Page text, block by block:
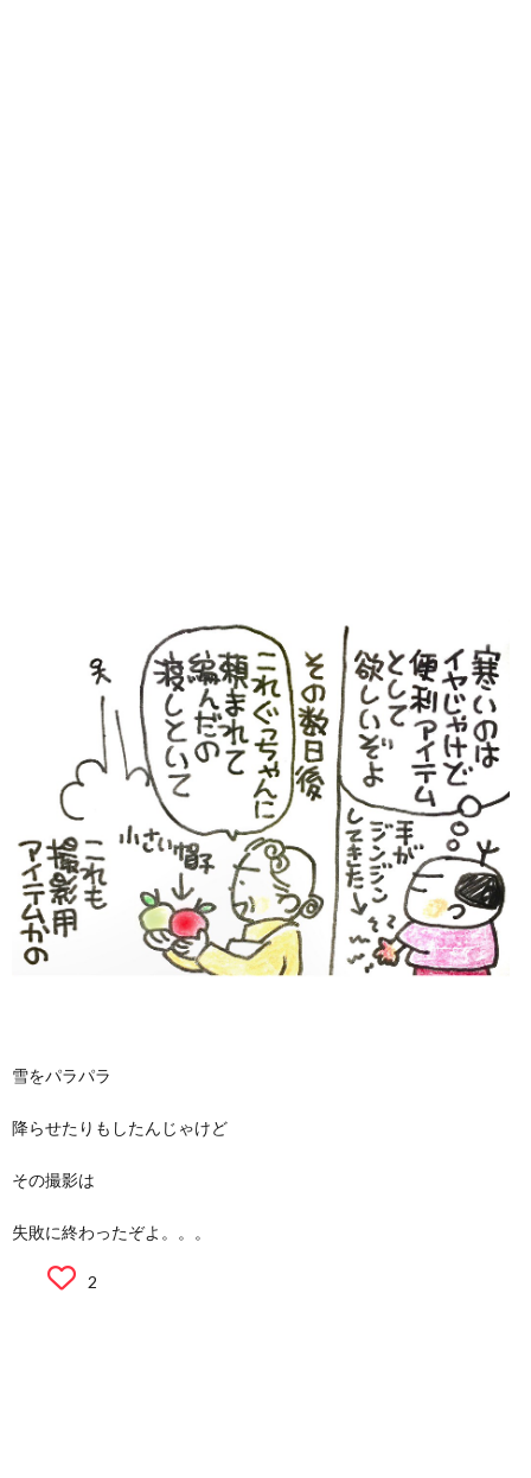
雪をパラパラ
降らせたりもしたんじゃけど
その撮影は
失敗に終わったぞよ。。。
2